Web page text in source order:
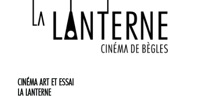
CINÉMA ART ET ESSAI
LA LANTERNE